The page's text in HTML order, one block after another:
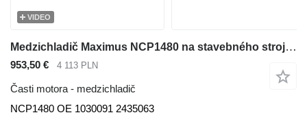
VIDEO
Medzichladič Maximus NCP1480 na stavebného stroja Caterpillar IT62H , 950H , 962H , 120K 12K , 140K , 140M , 14M , 160K , 160M
953,50 € 4 113 PLN
Časti motora - medzichladič
NCP1480 OE 1030091 2435063